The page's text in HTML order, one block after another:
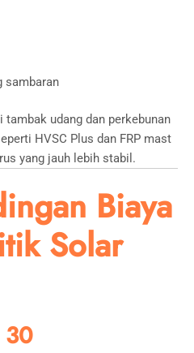
sambaran
tambak udang dan perkebunan
HVSC Plus dan FRP mast
yang jauh lebih stabil.
Biaya
Solar
30